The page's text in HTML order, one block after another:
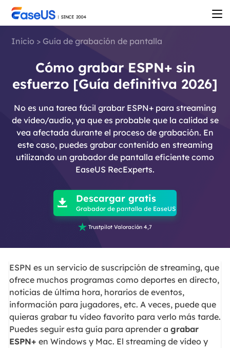
Inicio > Guía de grabación de pantalla
Cómo grabar ESPN+ sin
esfuerzo [Guía definitiva 2026]
No es una tarea fácil grabar ESPN+ para streaming
de vídeo/audio, ya que es probable que la calidad se
vea afectada durante el proceso de grabación. En
este caso, puedes grabar contenido en streaming
utilizando un grabador de pantalla eficiente como
EaseUS RecExperts.
 Descargar gratis
Grabador de pantalla de EaseUS
 Trustpilot Valoración 4,7
ESPN es un servicio de suscripción de streaming, que
ofrece muchos programas como deportes en directo,
noticias de última hora, horarios de eventos,
información para jugadores, etc. A veces, puede que
quieras grabar tu vídeo favorito para verlo más tarde.
Puedes seguir esta guía para aprender a grabar
ESPN+ en Windows y Mac. El streaming de vídeo y